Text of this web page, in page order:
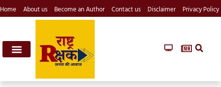
Home About us Become an Author Contact us Disclaimer Privacy Policy